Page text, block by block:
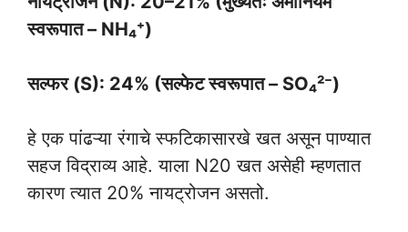
स्वरूपात – NH₄⁺)
सल्फर (S): 24% (सल्फेट स्वरूपात – SO₄²⁻)
हे एक पांढऱ्या रंगाचे स्फटिकासारखे खत असून पाण्यात
सहज विद्राव्य आहे. याला N20 खत असेही म्हणतात
कारण त्यात 20% नायट्रोजन असतो.